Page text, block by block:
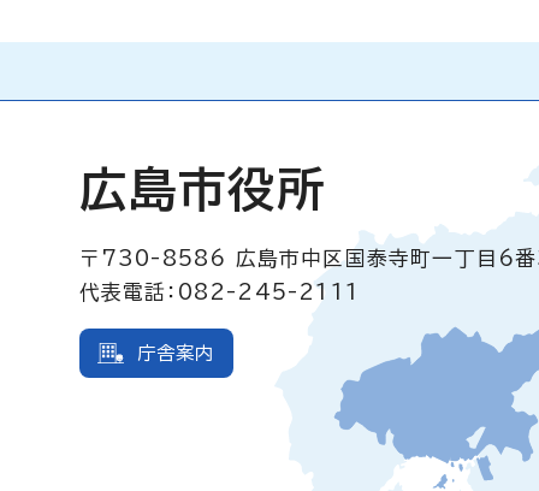
広島市役所
〒730-8586
広島市中区国泰寺町一丁目6
代表電話：082-245-2111
庁舎案内